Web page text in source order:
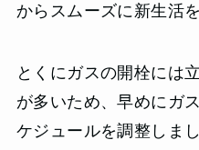
からスムーズに新生活
とくにガスの開栓には
が多いため、早めにガ
ケジュールを調整しまし